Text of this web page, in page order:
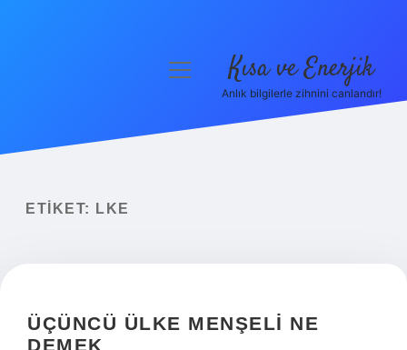
Yasal Uyarı
menüyü
Kısa ve Enerjik
Anlık bilgilerle zihnini canlandır!
ETIKET: LKE
ÜÇÜNCÜ ÜLKE MENŞELI NE
DEMEK